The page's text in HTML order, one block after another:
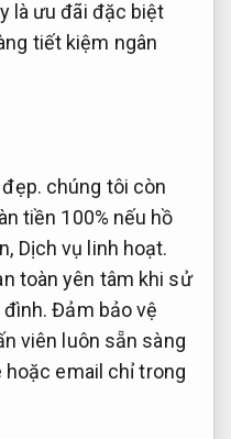
là ưu đãi đặc biệt
tiết kiệm ngân
chúng tôi còn
tiền 100% nếu hồ
Dịch vụ linh hoạt.
toàn yên tâm khi sử
đình. Đảm bảo vệ
viên luôn sẵn sàng
hoặc email chỉ trong